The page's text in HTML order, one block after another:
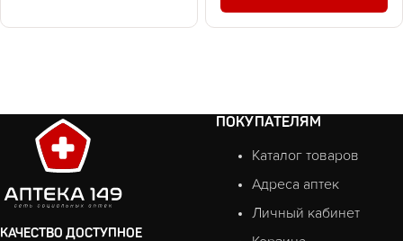
КАЧЕСТВО ДОСТУПНОЕ
ПОКУПАТЕЛЯМ
Каталог товаров
Адреса аптек
Личный кабинет